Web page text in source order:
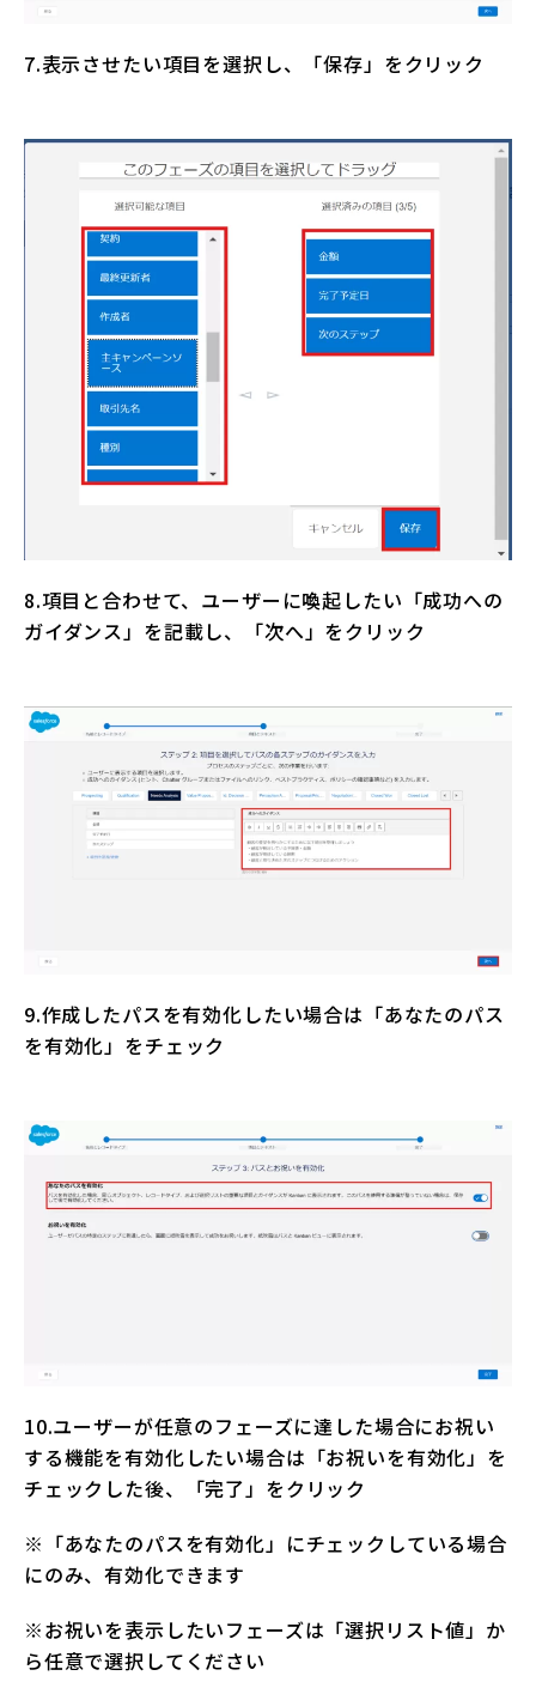
7.表示させたい項目を選択し、「保存」をクリック
8.項目と合わせて、ユーザーに喚起したい「成功への
ガイダンス」を記載し、「次へ」をクリック
9.作成したパスを有効化したい場合は「あなたのパス
を有効化」をチェック
10.ユーザーが任意のフェーズに達した場合にお祝い
する機能を有効化したい場合は「お祝いを有効化」を
チェックした後、「完了」をクリック
※「あなたのパスを有効化」にチェックしている場合
にのみ、有効化できます
※お祝いを表示したいフェーズは「選択リスト値」か
ら任意で選択してください